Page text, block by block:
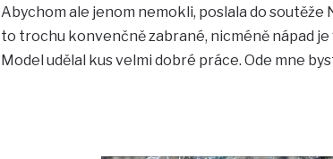
Abychom ale jenom nemokli, poslala do soutěže
to trochu konvenčně zabrané, nicméně nápad
Model udělal kus velmi dobré práce. Ode mne